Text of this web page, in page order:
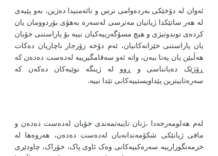
ئەوان لە دۆخێکی بەردەوامی ترس و نائەمنیدا دەژین، بەو پێیەی
لە هەر ساتێکدا ژیانیان مەترسی لەسەرە بەهۆی بۆردوومان یان
کردەی توندوتیژی و هیچ مسۆگەرییەکیان نییە بۆ پاراستنی خۆیان
یان پاراستنی خێزانەکانیان، ئەم دۆخە زۆرجار ناچاریان دەکات
هەڵبێن یان پەنا ببەن، واتە ئەو سەقامگیرییە لەدەست دەدەن کە
ڕۆژێک دەیانناسی و ڕوو لە ژینگە نوێیەکان دەکەن کە
سەرەتاییترین پێداویستییەکانی تێدا نییە.
لەم هەلومەرجەدا ،ژنان تایبەتمەندی خۆیان لەدەست دەدەن و
مافی ژیانێکی شکۆمەندانەیان لەدەست دەدەن، هەروەها لە
خزمەتگوزارییە سەرەکییەکانی وەک ئاوی پاک، خۆراک، چاودێری